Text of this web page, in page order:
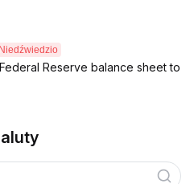
Niedźwiedzio
Reserve balance sheet to